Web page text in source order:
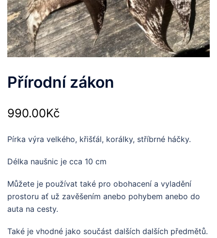
Přírodní zákon
990.00Kč
Pírka výra velkého, křišťál, korálky, stříbrné háčky.
Délka naušnic je cca 10 cm
Můžete je používat také pro obohacení a vyladění
prostoru ať už zavěšením anebo pohybem anebo do
auta na cesty.
Také je vhodné jako součást dalších dalších předmětů.